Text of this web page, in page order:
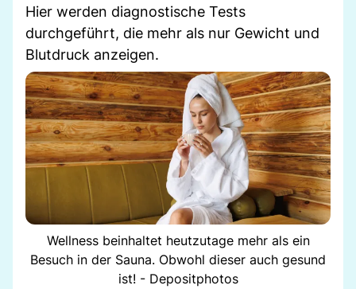
Hier werden diagnostische Tests
durchgeführt, die mehr als nur Gewicht und
Blutdruck anzeigen.
Wellness beinhaltet heutzutage mehr als ein
Besuch in der Sauna. Obwohl dieser auch gesund
ist! - Depositphotos